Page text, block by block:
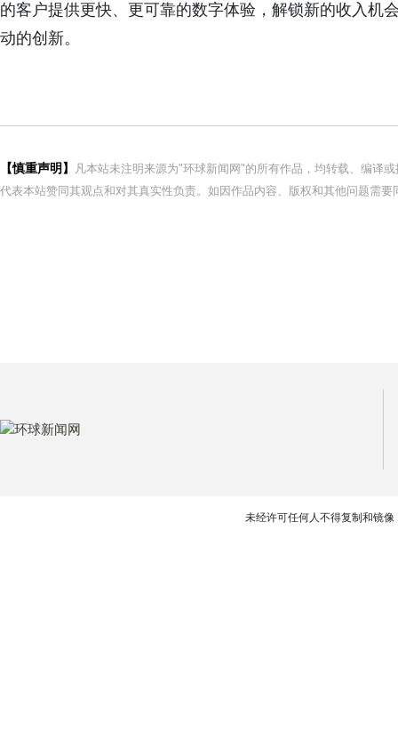
的客户提供更快、更可靠的数字体验，解锁新的收入机
动的创新。
【慎重声明】
凡本站未注明来源为"环球新闻网"的所有作品，均转载、编译
代表本站赞同其观点和对其真实性负责。如因作品内容、版权和其他问题需
未经许可任何人不得复制和镜